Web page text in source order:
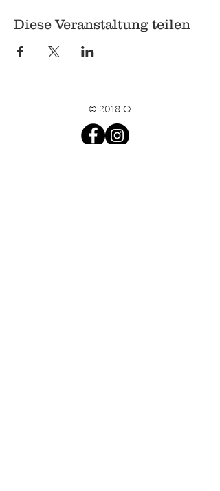
Diese Veranstaltung teilen
© 2018 Q